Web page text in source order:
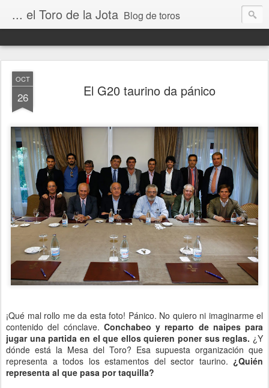
... el Toro de la Jota Blog de toros
OCT
26 El G20 taurino da pánico
¡Qué mal rollo me da esta foto! Pánico. No quiero ni imaginarme el
contenido del cónclave. Conchabeo y reparto de naipes para
jugar una partida en el que ellos quieren poner sus reglas. ¿Y
dónde está la Mesa del Toro? Esa supuesta organización que
representa a todos los estamentos del sector taurino. ¿Quién
representa al que pasa por taquilla?